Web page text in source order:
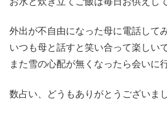
外出が不自由になった母に電話して
いつも母と話すと笑い合って楽しいで
また雪の心配が無くなったら会いに
数占い、どうもありがとうございまし